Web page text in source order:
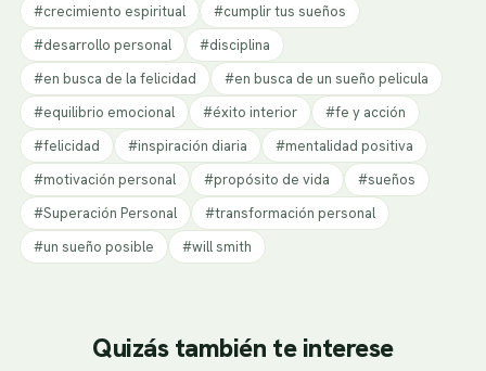
#crecimiento espiritual
#cumplir tus sueños
#desarrollo personal
#disciplina
#en busca de la felicidad
#en busca de un sueño pelicula
#equilibrio emocional
#éxito interior
#fe y acción
#felicidad
#inspiración diaria
#mentalidad positiva
#motivación personal
#propósito de vida
#sueños
#Superación Personal
#transformación personal
#un sueño posible
#will smith
Quizás también te interese